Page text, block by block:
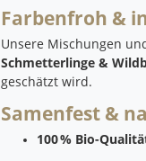
Farbenfroh &
Unsere Mischungen
Schmetterlinge &
geschätzt wird.
Samenfest &
100 % Bio-